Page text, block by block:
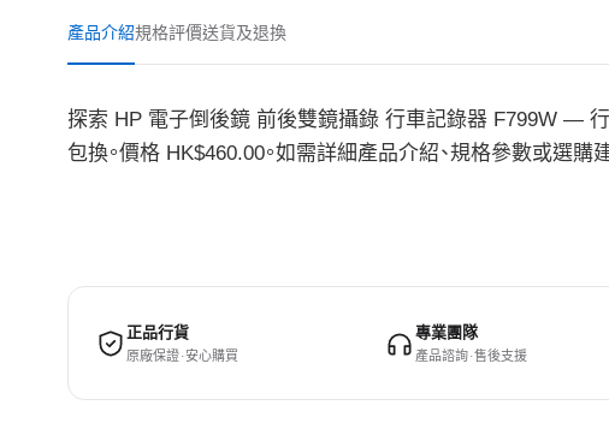
產品介紹規格評價送貨及退換
探索 HP 電子倒後鏡 前後雙鏡攝錄 行車記錄器 F799W — 行
包換。價格 HK$460.00。如需詳細產品介紹、規格參數或選購
正品行貨
原廠保證 · 安心購買
專業團隊
產品諮詢 · 售後支援